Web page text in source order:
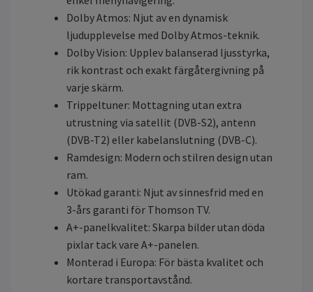
Dolby Atmos: Njut av en dynamisk
ljudupplevelse med Dolby Atmos-teknik.
Dolby Vision: Upplev balanserad ljusstyrka,
rik kontrast och exakt färgåtergivning på
varje skärm.
Trippeltuner: Mottagning utan extra
utrustning via satellit (DVB-S2), antenn
(DVB-T2) eller kabelanslutning (DVB-C).
Ramdesign: Modern och stilren design utan
ram.
Utökad garanti: Njut av sinnesfrid med en
3-års garanti för Thomson TV.
A+-panelkvalitet: Skarpa bilder utan döda
pixlar tack vare A+-panelen.
Monterad i Europa: För bästa kvalitet och
kortare transportavstånd.